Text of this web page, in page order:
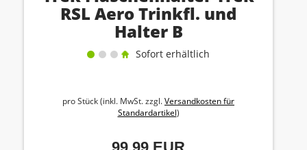
RSL Aero Trinkfl. und
Halter B
Sofort erhältlich
pro Stück (inkl. MwSt. zzgl.Versandkosten für
Standardartikel)